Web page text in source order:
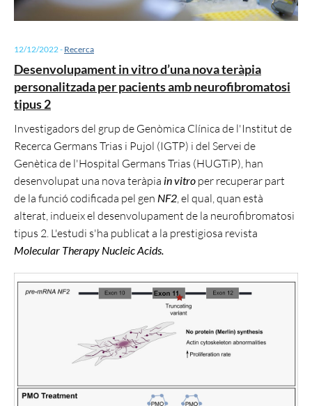
12/12/2022- Recerca
Desenvolupament in vitro d’una nova teràpia
personalitzada per pacients amb neurofibromatosi
tipus 2
Investigadors del grup de Genòmica Clínica de l'Institut de
Recerca Germans Trias i Pujol (IGTP) i del Servei de
Genètica de l'Hospital Germans Trias (HUGTiP), han
desenvolupat una nova teràpia in vitro per recuperar part
de la funció codificada pel gen NF2 , el qual, quan està
alterat, indueix el desenvolupament de la neurofibromatosi
tipus 2. L'estudi s'ha publicat a la prestigiosa revista
Molecular Therapy Nucleic Acids.